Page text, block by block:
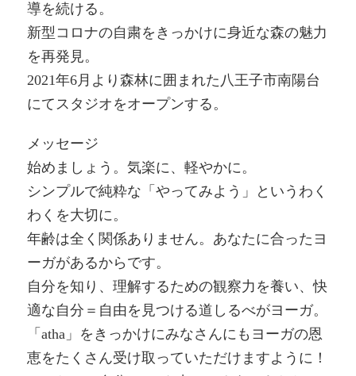
導を続ける。
新型コロナの自粛をきっかけに身近な森の魅力
を再発見。
2021年6月より森林に囲まれた八王子市南陽台
にてスタジオをオープンする。
メッセージ
始めましょう。気楽に、軽やかに。
シンプルで純粋な「やってみよう」というわく
わくを大切に。
年齢は全く関係ありません。あなたに合ったヨ
ーガがあるからです。
自分を知り、理解するための観察力を養い、快
適な自分＝自由を見つける道しるべがヨーガ。
「atha」をきっかけにみなさんにもヨーガの恩
恵をたくさん受け取っていただけますように！